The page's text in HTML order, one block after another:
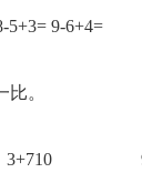
5+3= 9-6+4=
。
64 6+14+4